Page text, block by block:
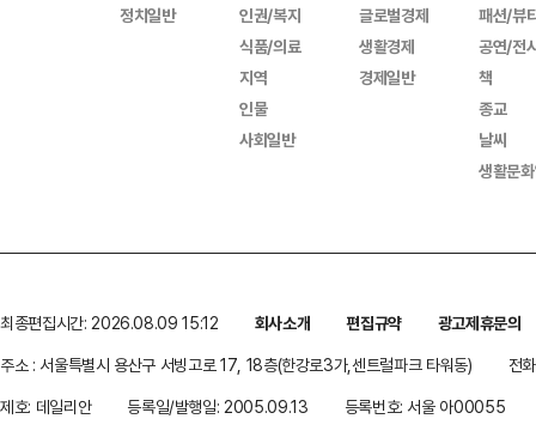
정치일반
인권/복지
식품/의료
지역
인물
사회일반
글로벌경제
생활경제
경제일반
패션/뷰
공연/전
책
종교
날씨
생활문
최종편집시간: 2026.08.09 15:12 회사소개 편집규약
광고제휴문의
주소 : 서울특별시 용산구 서빙고로 17, 18층(한강로3가,센트럴파크 타워동)
전
제호: 데일리안
등록일/발행일: 2005.09.13 등록번호: 서울 아00055